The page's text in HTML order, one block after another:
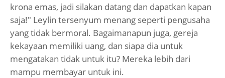
krona emas, jadi silakan datang dan dapatkan kapan
saja!" Leylin tersenyum menang seperti pengusaha
yang tidak bermoral. Bagaimanapun juga, gereja
kekayaan memiliki uang, dan siapa dia untuk
mengatakan tidak untuk itu? Mereka lebih dari
mampu membayar untuk ini.